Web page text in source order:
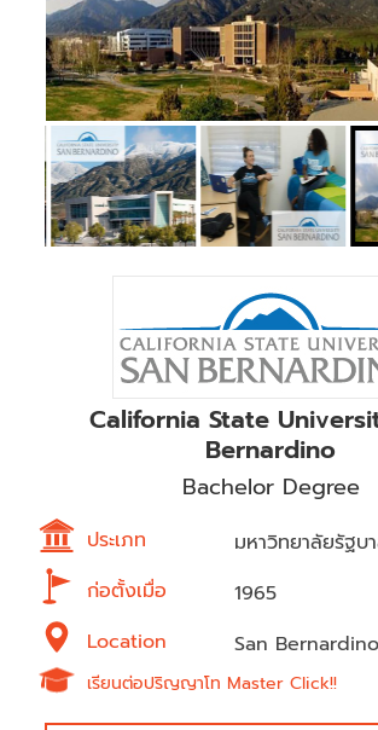
California State
Bernardino
Bachelor Degree
ประเภท
มหาวิทยาลัยรัฐบ
ก่อตั้งเมื่อ
1965
Location
San
เรียนต่อปริญญาโท Master Click!!